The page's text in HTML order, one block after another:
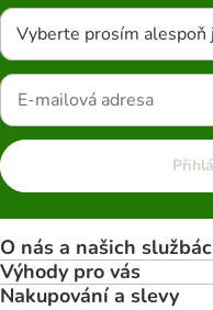
Vyberte prosím alespoň
O nás a našich
Výhody pro vás
Nakupování a slevy